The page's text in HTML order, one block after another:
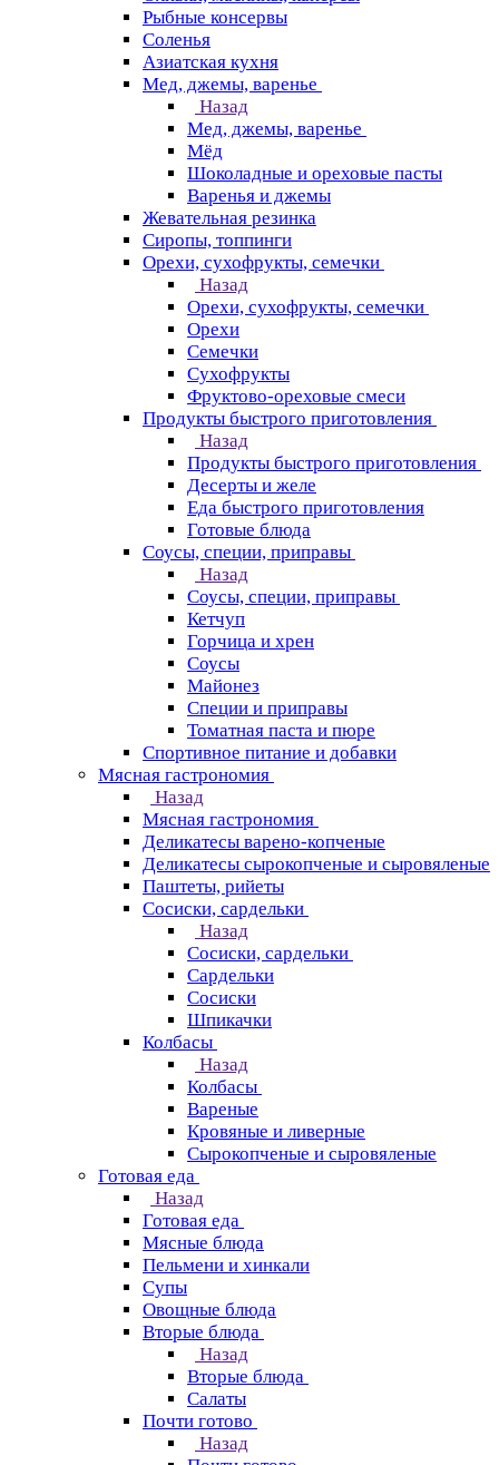
Рыбные консервы
Соленья
Азиатская кухня
Мед, джемы, варенье
Назад
Мед, джемы, варенье
Мёд
Шоколадные и ореховые пасты
Варенья и джемы
Жевательная резинка
Сиропы, топпинги
Орехи, сухофрукты, семечки
Назад
Орехи, сухофрукты, семечки
Орехи
Семечки
Сухофрукты
Фруктово-ореховые смеси
Продукты быстрого приготовления
Назад
Продукты быстрого приготовления
Десерты и желе
Еда быстрого приготовления
Готовые блюда
Соусы, специи, приправы
Назад
Соусы, специи, приправы
Кетчуп
Горчица и хрен
Соусы
Майонез
Специи и приправы
Томатная паста и пюре
Спортивное питание и добавки
Мясная гастрономия
Назад
Мясная гастрономия
Деликатесы варено-копченые
Деликатесы сырокопченые и сыровяленые
Паштеты, рийеты
Сосиски, сардельки
Назад
Сосиски, сардельки
Сардельки
Сосиски
Шпикачки
Колбасы
Назад
Колбасы
Вареные
Кровяные и ливерные
Сырокопченые и сыровяленые
Готовая еда
Назад
Готовая еда
Мясные блюда
Пельмени и хинкали
Супы
Овощные блюда
Вторые блюда
Назад
Вторые блюда
Салаты
Почти готово
Назад